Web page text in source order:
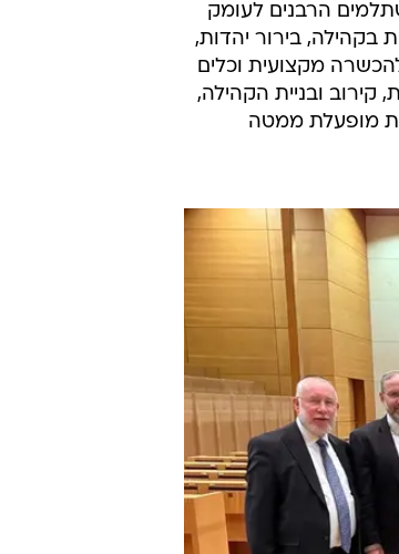
הרבנים לעומק
בקהילה, בירור יהדות,
מקצועית וכלים
קירוב ובניית הקהילה,
מופעלת ממטה